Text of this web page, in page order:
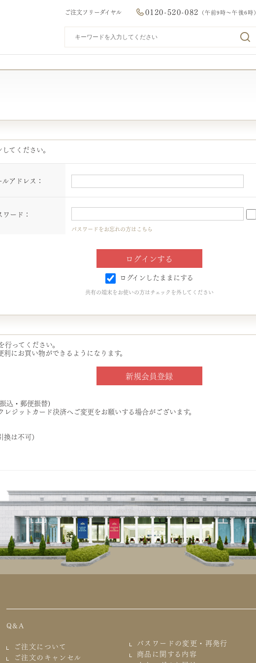
ご注文フリーダイヤル 0120-520-082 （午前9時～午後6時）
てください。
ルアドレス：
ワード：
パスワードをお忘れの方はこちら
ログインしたままにする
共有の端末をお使いの方はチェックを外してください
ってください。
にお買い物ができるようになります。
込・郵便振替)
ジットカード決済へご変更をお願いする場合がございます。
は不可）
Q&A
ご注文について
ご注文のキャンセル
パスワードの変更・再発行
商品に関する内容